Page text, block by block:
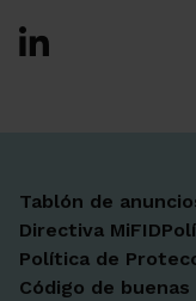
Ir a Facebook
Ir a X-twitter
Ir a Instagram
Ir a Linkedin
Ir a Youtube
Ir a Blogger
Ir a Vimeo
Tablón de
Directiva MiFID
Política de
Código de